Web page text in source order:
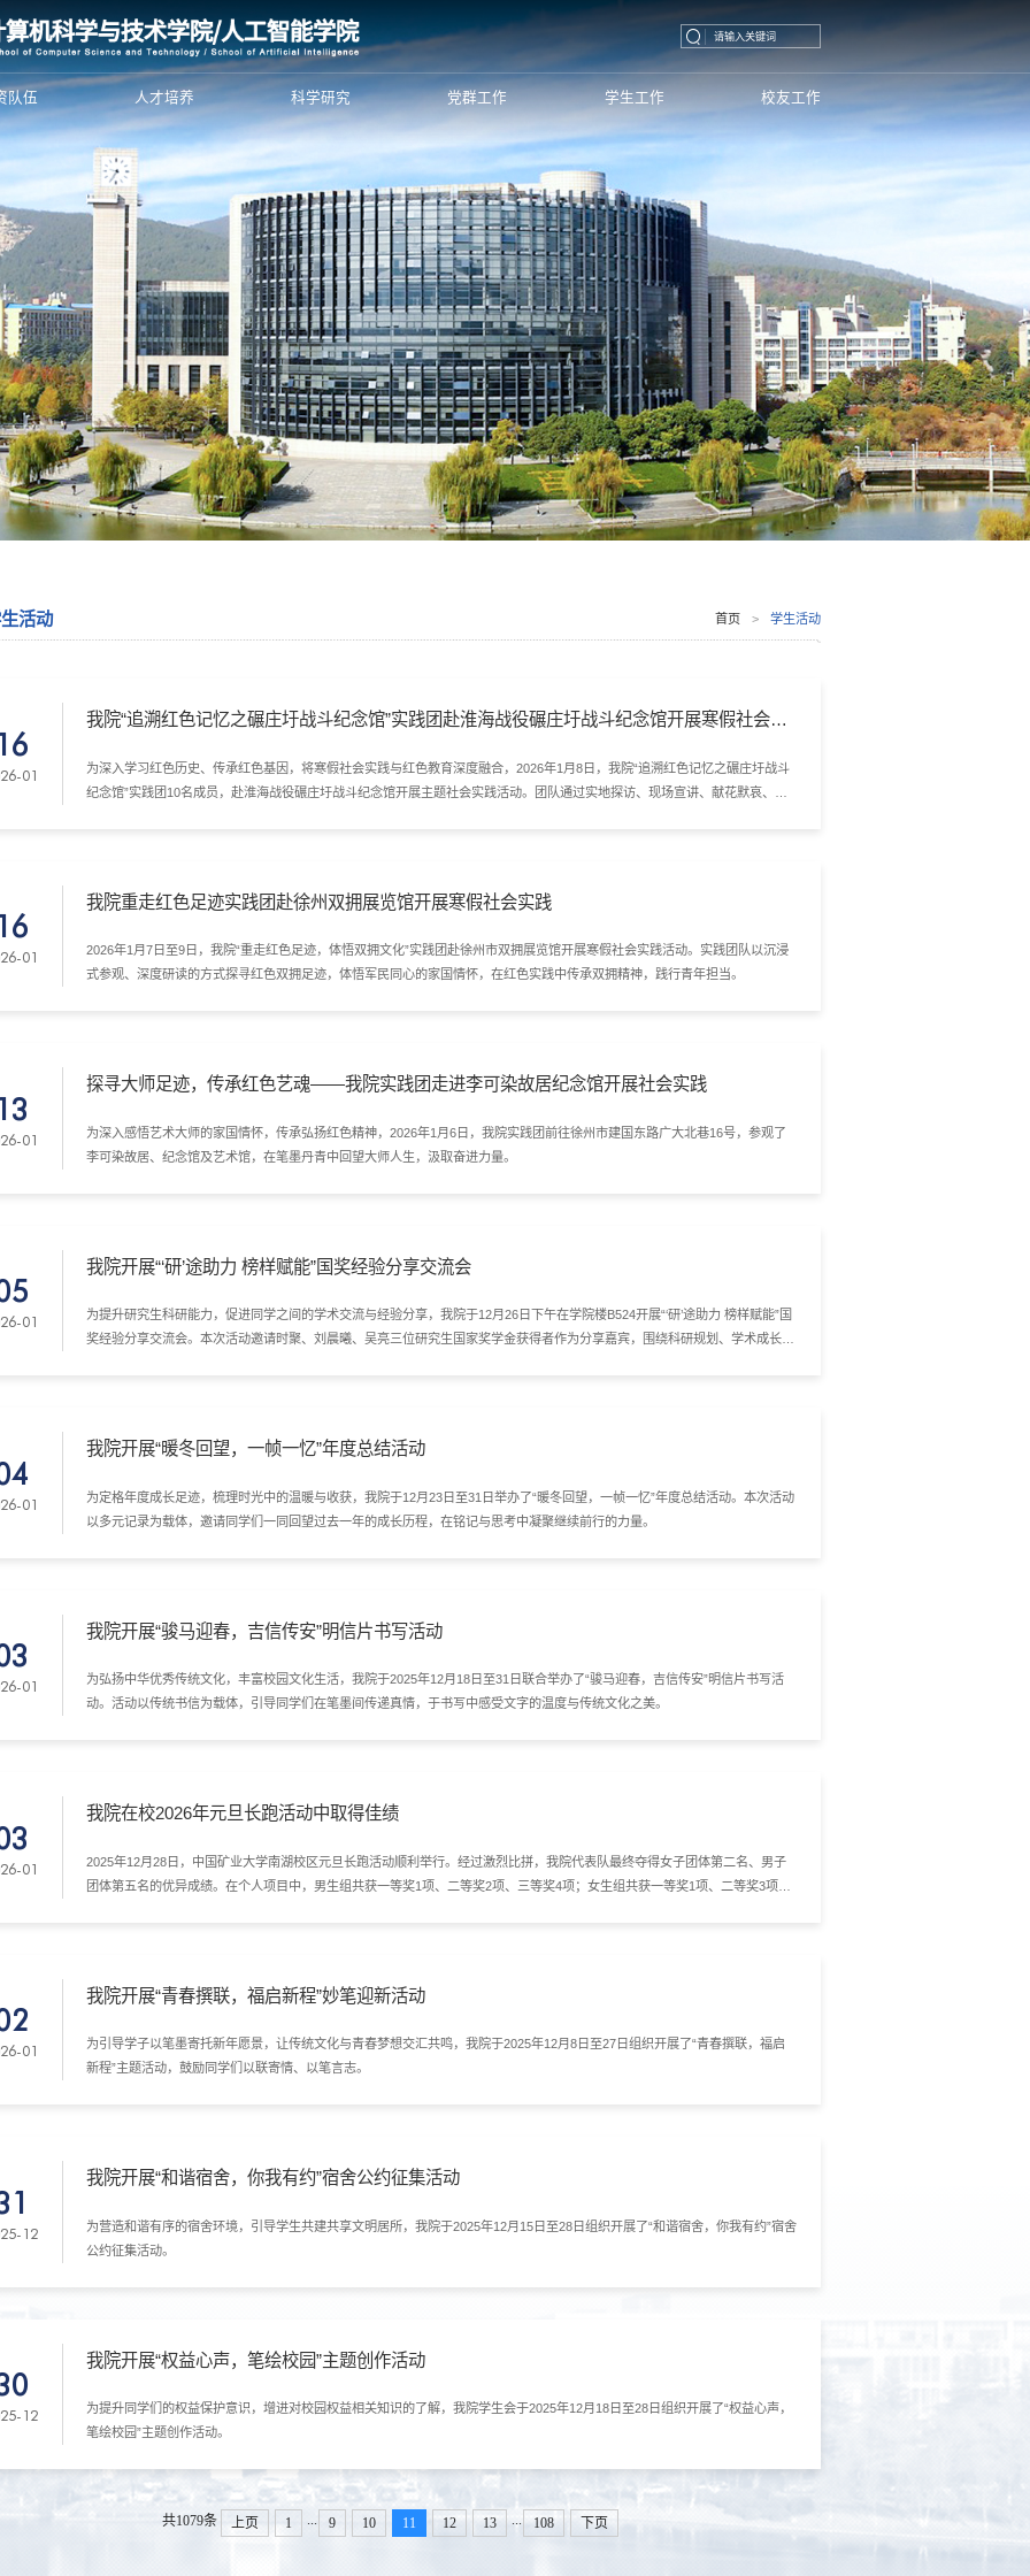
队伍 人才培养 科学研究 党群工作 学生工作 校友工作
活动 首页 > 学生活动
01
我院“追溯红色记忆之碾庄圩战斗纪念馆”实践团赴淮海战役碾庄圩战斗纪念馆开展寒假社会实
为深入学习红色历史、传承红色基因，将寒假社会实践与红色教育深度融合，2026年1月8日，我院“追溯红色记忆之碾庄圩战斗
纪念馆”实践团10名成员，赴淮海战役碾庄圩战斗纪念馆开展主题社会实践活动。团队通过实地探访、现场宣讲、献花默哀、场
01
我院重走红色足迹实践团赴徐州双拥展览馆开展寒假社会实践
2026年1月7日至9日，我院“重走红色足迹，体悟双拥文化”实践团赴徐州市双拥展览馆开展寒假社会实践活动。实践团队以沉浸
式参观、深度研读的方式探寻红色双拥足迹，体悟军民同心的家国情怀，在红色实践中传承双拥精神，践行青年担当。
01
探寻大师足迹，传承红色艺魂——我院实践团走进李可染故居纪念馆开展社会实践
为深入感悟艺术大师的家国情怀，传承弘扬红色精神，2026年1月6日，我院实践团前往徐州市建国东路广大北巷16号，参观了
李可染故居、纪念馆及艺术馆，在笔墨丹青中回望大师人生，汲取奋进力量。
01
我院开展“‘研’途助力 榜样赋能”国奖经验分享交流会
为提升研究生科研能力，促进同学之间的学术交流与经验分享，我院于12月26日下午在学院楼B524开展“‘研’途助力 榜样赋能”国
奖经验分享交流会。本次活动邀请时聚、刘晨曦、吴亮三位研究生国家奖学金获得者作为分享嘉宾，围绕科研规划、学术成长等
01
我院开展“暖冬回望，一帧一忆”年度总结活动
为定格年度成长足迹，梳理时光中的温暖与收获，我院于12月23日至31日举办了“暖冬回望，一帧一忆”年度总结活动。本次活动
以多元记录为载体，邀请同学们一同回望过去一年的成长历程，在铭记与思考中凝聚继续前行的力量。
01
我院开展“骏马迎春，吉信传安”明信片书写活动
为弘扬中华优秀传统文化，丰富校园文化生活，我院于2025年12月18日至31日联合举办了“骏马迎春，吉信传安”明信片书写活
动。活动以传统书信为载体，引导同学们在笔墨间传递真情，于书写中感受文字的温度与传统文化之美。
01
我院在校2026年元旦长跑活动中取得佳绩
2025年12月28日，中国矿业大学南湖校区元旦长跑活动顺利举行。经过激烈比拼，我院代表队最终夺得女子团体第二名、男子
团体第五名的优异成绩。在个人项目中，男生组共获一等奖1项、二等奖2项、三等奖4项；女生组共获一等奖1项、二等奖3项、
01
我院开展“青春撰联，福启新程”妙笔迎新活动
为引导学子以笔墨寄托新年愿景，让传统文化与青春梦想交汇共鸣，我院于2025年12月8日至27日组织开展了“青春撰联，福启
新程”主题活动，鼓励同学们以联寄情、以笔言志。
12
我院开展“和谐宿舍，你我有约”宿舍公约征集活动
为营造和谐有序的宿舍环境，引导学生共建共享文明居所，我院于2025年12月15日至28日组织开展了“和谐宿舍，你我有约”宿舍
公约征集活动。
12
我院开展“权益心声，笔绘校园”主题创作活动
为提升同学们的权益保护意识，增进对校园权益相关知识的了解，我院学生会于2025年12月18日至28日组织开展了“权益心声，
笔绘校园”主题创作活动。
共1079条 上页 1 9 10 11 12 13 108 下页